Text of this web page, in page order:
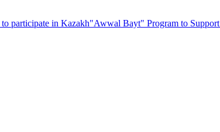
"Awwal Bayt" Program to Support